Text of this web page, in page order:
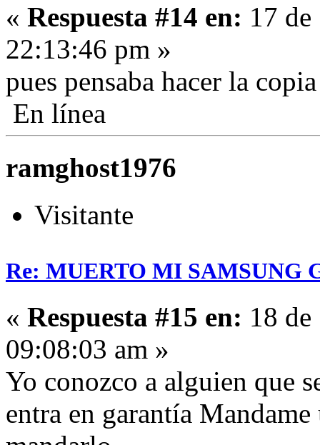
« Respuesta #14 en: 17
22:13:46 pm »
pues pensaba hacer la
En línea
ramghost1976
Visitante
Re: MUERTO MI SAMSUNG
« Respuesta #15 en: 18
09:08:03 am »
Yo conozco a alguien que
entra en garantía